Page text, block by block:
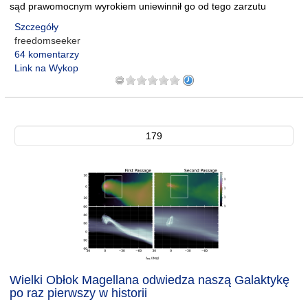
sąd prawomocnym wyrokiem uniewinnił go od tego zarzutu
Szczegóły
freedomseeker
64 komentarzy
Link na Wykop
179
Wielki Obłok Magellana odwiedza naszą Galaktykę
po raz pierwszy w historii